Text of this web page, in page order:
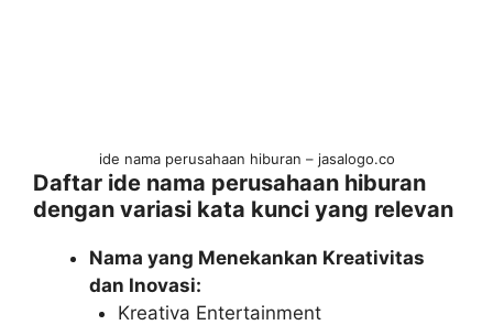
ide nama perusahaan hiburan – jasalogo.co
Daftar ide nama perusahaan hiburan
dengan variasi kata kunci yang relevan
Nama yang Menekankan Kreativitas
dan Inovasi:
Kreativa Entertainment